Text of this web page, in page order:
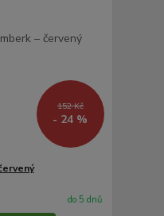
152 Kč
- 24 %
do 5 dnů